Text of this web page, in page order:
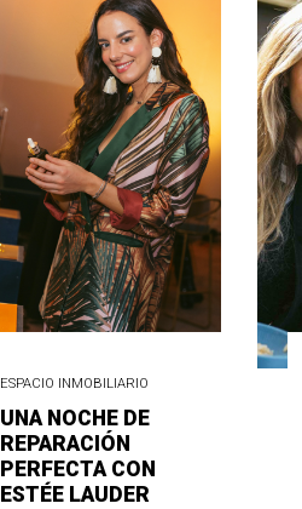
ESPACIO INMOBILIARIO
UNA NOCHE DE
REPARACIÓN
PERFECTA CON
ESTÉE LAUDER